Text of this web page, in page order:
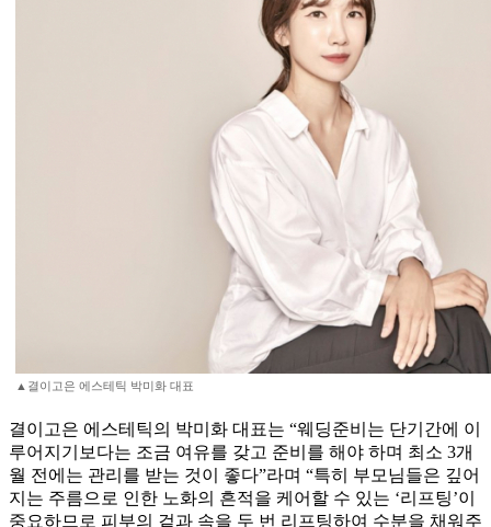
▲결이고은 에스테틱 박미화 대표
결이고은 에스테틱의 박미화 대표는 “웨딩준비는 단기간에 이
루어지기보다는 조금 여유를 갖고 준비를 해야 하며 최소 3개
월 전에는 관리를 받는 것이 좋다”라며 “특히 부모님들은 깊어
지는 주름으로 인한 노화의 흔적을 케어할 수 있는 ‘리프팅’이
중요하므로 피부의 겉과 속을 두 번 리프팅하여 수분을 채워주